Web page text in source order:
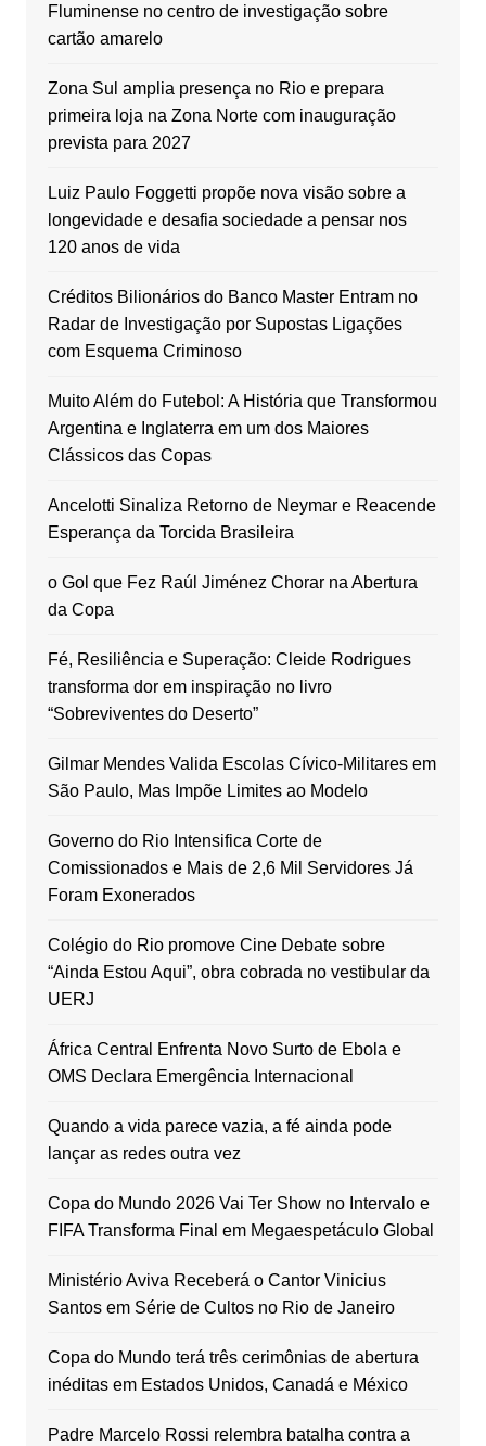
Fluminense no centro de investigação sobre
cartão amarelo
Zona Sul amplia presença no Rio e prepara
primeira loja na Zona Norte com inauguração
prevista para 2027
Luiz Paulo Foggetti propõe nova visão sobre a
longevidade e desafia sociedade a pensar nos
120 anos de vida
Créditos Bilionários do Banco Master Entram no
Radar de Investigação por Supostas Ligações
com Esquema Criminoso
Muito Além do Futebol: A História que Transformou
Argentina e Inglaterra em um dos Maiores
Clássicos das Copas
Ancelotti Sinaliza Retorno de Neymar e Reacende
Esperança da Torcida Brasileira
o Gol que Fez Raúl Jiménez Chorar na Abertura
da Copa
Fé, Resiliência e Superação: Cleide Rodrigues
transforma dor em inspiração no livro
“Sobreviventes do Deserto”
Gilmar Mendes Valida Escolas Cívico-Militares em
São Paulo, Mas Impõe Limites ao Modelo
Governo do Rio Intensifica Corte de
Comissionados e Mais de 2,6 Mil Servidores Já
Foram Exonerados
Colégio do Rio promove Cine Debate sobre
“Ainda Estou Aqui”, obra cobrada no vestibular da
UERJ
África Central Enfrenta Novo Surto de Ebola e
OMS Declara Emergência Internacional
Quando a vida parece vazia, a fé ainda pode
lançar as redes outra vez
Copa do Mundo 2026 Vai Ter Show no Intervalo e
FIFA Transforma Final em Megaespetáculo Global
Ministério Aviva Receberá o Cantor Vinicius
Santos em Série de Cultos no Rio de Janeiro
Copa do Mundo terá três cerimônias de abertura
inéditas em Estados Unidos, Canadá e México
Padre Marcelo Rossi relembra batalha contra a